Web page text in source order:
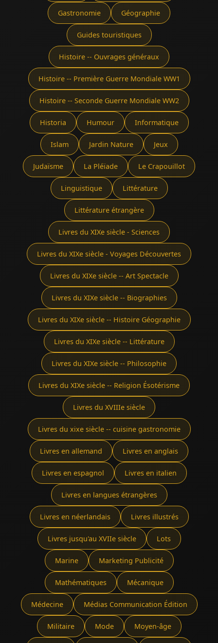
Gastronomie Géographie
Guides touristiques
Histoire -- Ouvrages généraux
Histoire -- Première Guerre Mondiale WW1
Histoire -- Seconde Guerre Mondiale WW2
Historia Humour Informatique
Islam Jardin Nature Jeux
Judaïsme La Pléïade Le Crapouillot
Linguistique Littérature
Littérature étrangère
Livres du XIXe siècle - Sciences
Livres du XIXe siècle - Voyages Découvertes
Livres du XIXe siècle -- Art Spectacle
Livres du XIXe siècle -- Biographies
Livres du XIXe siècle -- Histoire Géographie
Livres du XIXe siècle -- Littérature
Livres du XIXe siècle -- Philosophie
Livres du XIXe siècle -- Religion Ésotérisme
Livres du XVIIIe siècle
Livres du xixe siècle -- cuisine gastronomie
Livres en allemand Livres en anglais
Livres en espagnol Livres en italien
Livres en langues étrangères
Livres en néerlandais Livres illustrés
Livres jusqu'au XVIIe siècle Lots
Marine Marketing Publicité
Mathématiques Mécanique
Médecine Médias Communication Édition
Militaire Mode Moyen-âge